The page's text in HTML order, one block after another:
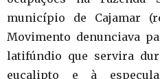
município de Cajamar
Movimento denunciava
latifúndio que servira
eucalipto e à